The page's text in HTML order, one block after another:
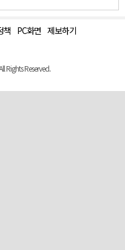
책 PC화면 제보하기
Rights Reserved.